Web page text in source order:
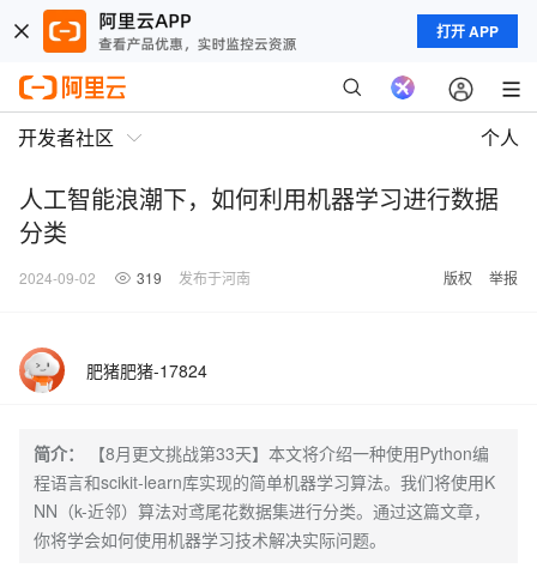
打开 APP
开发者社区 个人
人工智能浪潮下，如何利用机器学习进行数据
分类
2024-09-02 319 发布于河南 版权 举报
肥猪肥猪-17824
简介：
【8月更文挑战第33天】本文将介绍一种使用Python编
程语言和scikit-learn库实现的简单机器学习算法。我们将使用K
NN（k-近邻）算法对鸢尾花数据集进行分类。通过这篇文章，
你将学会如何使用机器学习技术解决实际问题。